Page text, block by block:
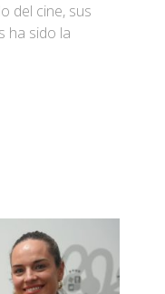
del cine, sus
ha sido la